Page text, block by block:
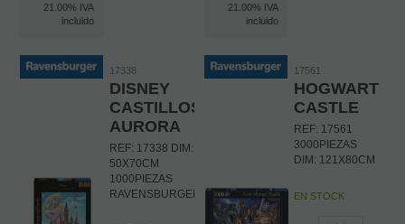
21.00% IVA
incluido
21.00% IVA
incluido
17338
DISNEY
CASTILLOS:
AURORA
REF: 17338 DIM:
50X70CM
1000PIEZAS
RAVENSBURGER
17561
HOGWARTS
CASTLE
REF: 17561
3000PIEZAS
DIM: 121X80CM
EN STOCK